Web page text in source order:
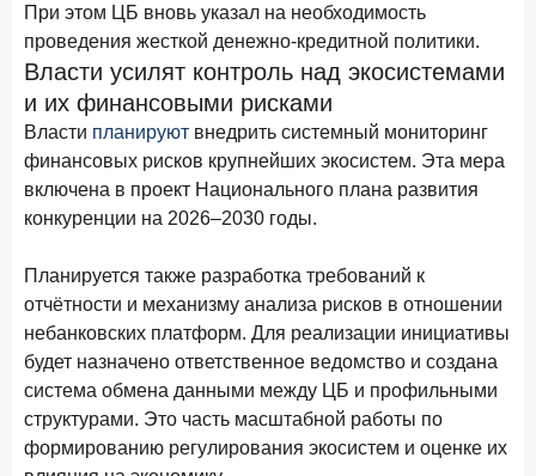
Ипотека в России: итоги мая 2026 года в цифрах
22 июня 2026 года
«Честность — индустриальный стандарт»: как банки
завоевывают лояльность private-клиентов
Рассылка Frank RG
Итоги недели, наша трактовка основных событий
ПОДПИСАТЬСЯ
При этом ЦБ вновь указал на необходимость
проведения жесткой денежно-кредитной политики.
Власти усилят контроль над экосистемами
и их финансовыми рисками
​​​​​Власти планируют внедрить системный мониторинг
финансовых рисков крупнейших экосистем. Эта мера
включена в проект Национального плана развития
конкуренции на 2026–2030 годы.
Планируется также разработка требований к
отчётности и механизму анализа рисков в отношении
небанковских платформ. Для реализации инициативы
будет назначено ответственное ведомство и создана
система обмена данными между ЦБ и профильными
структурами. Это часть масштабной работы по
формированию регулирования экосистем и оценке их